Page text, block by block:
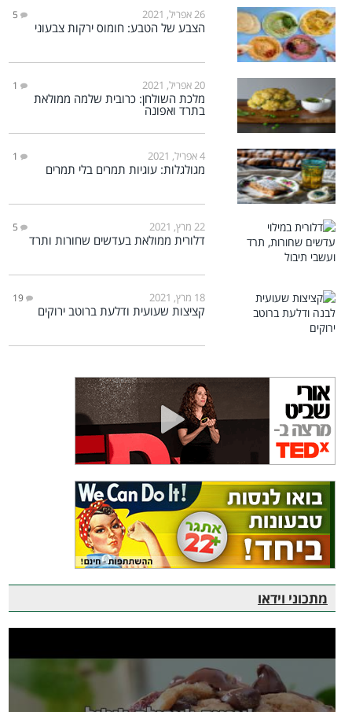
26 אפריל, 2021 5
הצבע של הטבע: חומוס ירקות צבעוני
20 אפריל, 2021 1
מלכת השולחן: כרובית שלמה ממולאת
בתרד ואפונה
4 אפריל, 2021 1
מגולגלות: עוגיות תמרים בלי תמרים
22 מרץ, 2021 5
דלורית ממולאת בעדשים שחורות ותרד
18 מרץ, 2021 19
קציצות שעועית ודלעת ברוטב ירוקים
מתכוני וידאו